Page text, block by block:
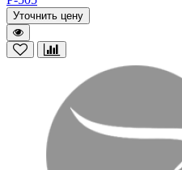
Уточнить цену